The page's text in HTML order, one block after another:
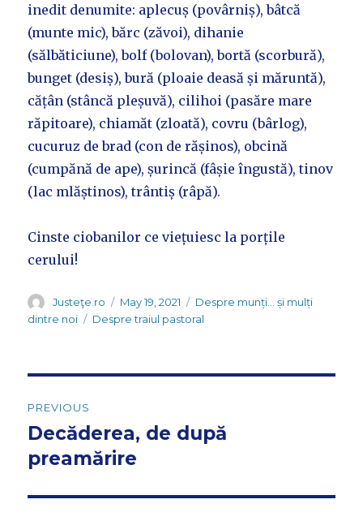
inedit denumite: aplecuș (povârniș), bâtcă
(munte mic), bărc (zăvoi), dihanie
(sălbăticiune), bolf (bolovan), bortă (scorbură),
bunget (desiș), bură (ploaie deasă și măruntă),
cățân (stâncă pleșuvă), cilihoi (pasăre mare
răpitoare), chiamăt (zloată), covru (bârlog),
cucuruz de brad (con de rășinos), obcină
(cumpănă de ape), șurincă (fâșie îngustă), tinov
(lac mlăștinos), trântiș (râpă).
Cinste ciobanilor ce viețuiesc la porțile
cerului!
Author
Justeţe.ro
Posted
on
May 19, 2021 Categories
Despre munți... și mulți
dintre noi
Tags
Despre traiul pastoral
navigation
PREVIOUS
Previous
post:
Decăderea, de după
preamărire